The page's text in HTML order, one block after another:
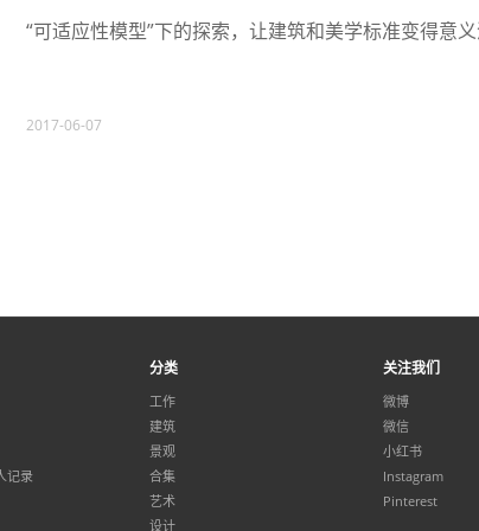
“可适应性模型”下的探索，让建筑和美学标准变得意义
2017-06-07
记录
分类
工作
建筑
景观
合集
艺术
设计
关注我们
微博
微信
小红书
Instagram
Pinterest